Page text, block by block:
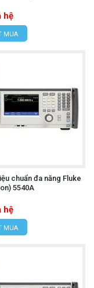
hệ
MUA
chuẩn đa năng Fluke
5540A
hệ
MUA